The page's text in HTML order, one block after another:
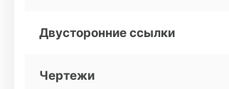
Двусторонние ссылки
Чертежи